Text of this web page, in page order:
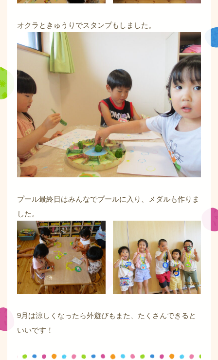
オクラときゅうりでスタンプもしました。
プール最終日はみんなでプールに入り、メダルも作りま
した。
9月は涼しくなったら外遊びもまた、たくさんできると
いいです！